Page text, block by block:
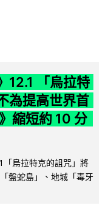
12.1 「烏拉特
為提高世界首
縮短約 10 分
「烏拉特克的詛咒」將
盤蛇島」、地城「毒牙